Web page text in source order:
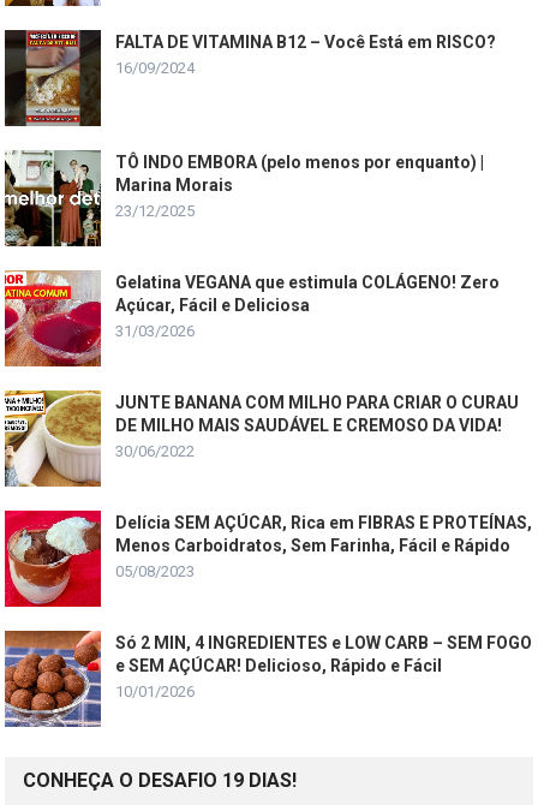
FALTA DE VITAMINA B12 – Você Está em RISCO?
16/09/2024
TÔ INDO EMBORA (pelo menos por enquanto) |
Marina Morais
23/12/2025
Gelatina VEGANA que estimula COLÁGENO! Zero
Açúcar, Fácil e Deliciosa
31/03/2026
JUNTE BANANA COM MILHO PARA CRIAR O CURAU
DE MILHO MAIS SAUDÁVEL E CREMOSO DA VIDA!
30/06/2022
Delícia SEM AÇÚCAR, Rica em FIBRAS E PROTEÍNAS,
Menos Carboidratos, Sem Farinha, Fácil e Rápido
05/08/2023
Só 2 MIN, 4 INGREDIENTES e LOW CARB – SEM FOGO
e SEM AÇÚCAR! Delicioso, Rápido e Fácil
10/01/2026
CONHEÇA O DESAFIO 19 DIAS!